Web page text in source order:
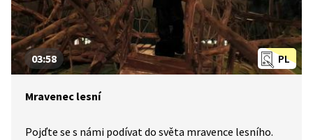
PL
03:58
Mravenec lesní
Pojďte se s námi podívat do světa mravence lesního.